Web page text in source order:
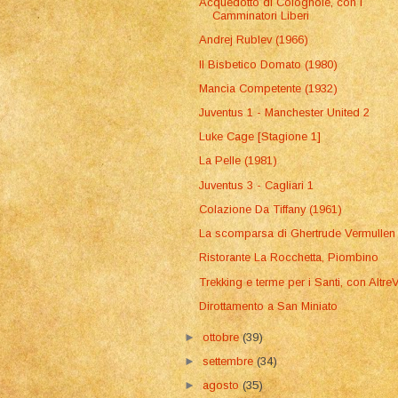
Camminatori Liberi
Andrej Rublev (1966)
Il Bisbetico Domato (1980)
Mancia Competente (1932)
Juventus 1 - Manchester United 2
Luke Cage [Stagione 1]
La Pelle (1981)
Juventus 3 - Cagliari 1
Colazione Da Tiffany (1961)
La scomparsa di Ghertrude Vermullen
Ristorante La Rocchetta, Piombino
Trekking e terme per i Santi, con
Dirottamento a San Miniato
►ottobre(39)
►settembre(34)
►agosto(35)